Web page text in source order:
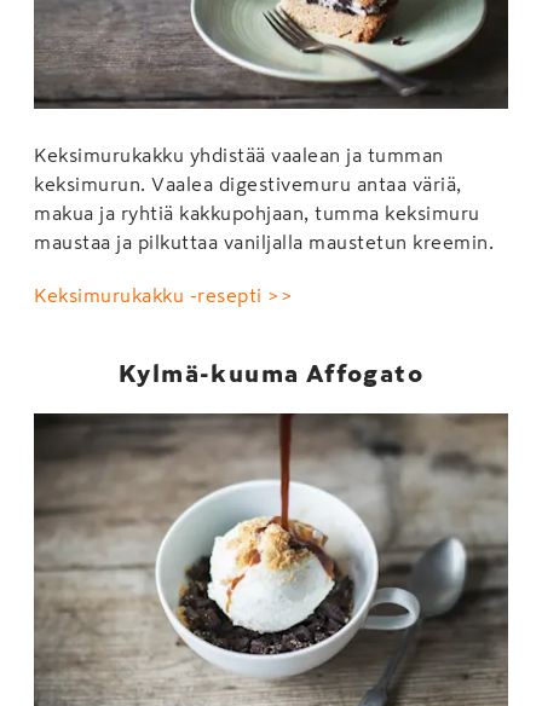
Keksimurukakku yhdistää vaalean ja tumman
keksimurun. Vaalea digestivemuru antaa väriä,
makua ja ryhtiä kakkupohjaan, tumma keksimuru
maustaa ja pilkuttaa vaniljalla maustetun kreemin.
Keksimurukakku -resepti >>
Kylmä-kuuma Affogato